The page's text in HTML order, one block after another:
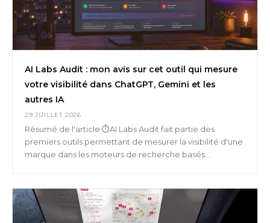
AI Labs Audit : mon avis sur cet outil qui mesure
votre visibilité dans ChatGPT, Gemini et les
autres IA
29 JUILLET 2026
Résumé de l'article ⏱️AI Labs Audit fait partie des
premiers outils permettant de mesurer la visibilité d'une
marque dans les moteurs de recherche basés...